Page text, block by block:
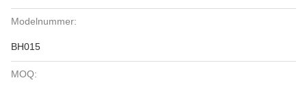
Modelnummer:
BH015
MOQ: